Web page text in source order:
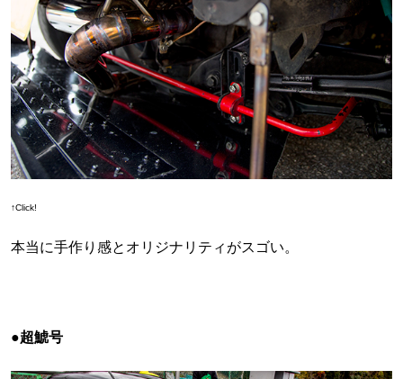
↑Click!
本当に手作り感とオリジナリティがスゴい。
●超鯱号